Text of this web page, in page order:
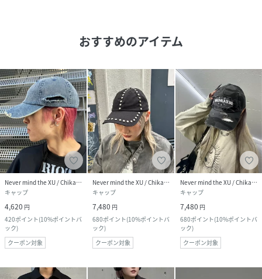
おすすめのアイテム
Never mind the XU / Chikashitsu+
キャップ
4,620 円
420ポイント(10%ポイントバ
ック)
クーポン対象
Never mind the XU / Chikashitsu+
キャップ
7,480 円
680ポイント(10%ポイントバ
ック)
クーポン対象
Never mind the XU / Chikashitsu+
キャップ
7,480 円
680ポイント(10%ポイントバ
ック)
クーポン対象